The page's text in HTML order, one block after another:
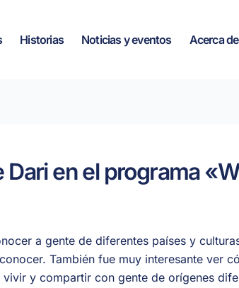
Historias Noticias y eventos Acerca
en el programa
a gente de diferentes países y
También fue muy interesante ver
y compartir con gente de orígenes